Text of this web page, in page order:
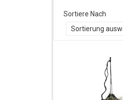
Sortiere Nach